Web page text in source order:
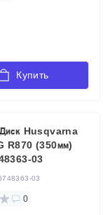
Купить
Husqvarna
R870 (350мм)
03
03
0